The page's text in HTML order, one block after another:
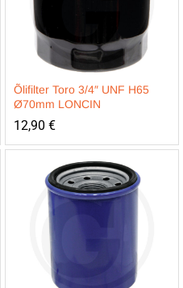
Õlifilter Toro 3/4″ UNF H65
Ø70mm LONCIN
12,90 €